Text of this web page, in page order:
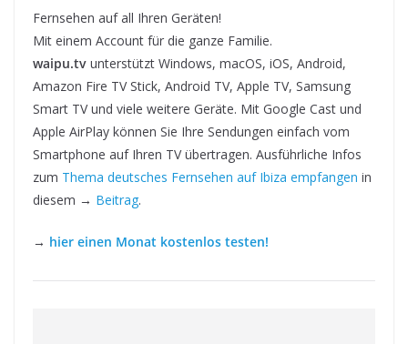
Fernsehen auf all Ihren Geräten!
Mit einem Account für die ganze Familie.
waipu.tv unterstützt Windows, macOS, iOS, Android,
Amazon Fire TV Stick, Android TV, Apple TV, Samsung
Smart TV und viele weitere Geräte. Mit Google Cast und
Apple AirPlay können Sie Ihre Sendungen einfach vom
Smartphone auf Ihren TV übertragen. Ausführliche Infos
zum Thema deutsches Fernsehen auf Ibiza empfangen in
diesem → Beitrag.
→ hier einen Monat kostenlos testen!